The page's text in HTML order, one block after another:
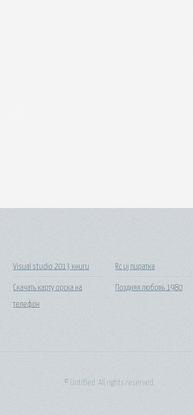
Visual studio 2013 книги
Скачать карту орска на
телефон
Rc uj пиратка
Поздняя любовь 1980
© Untitled. All rights reserved.